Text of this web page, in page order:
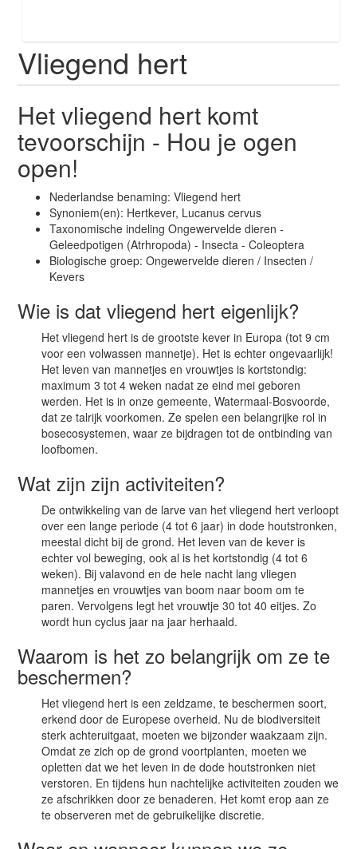
Vliegend hert
Het vliegend hert komt
tevoorschijn - Hou je ogen
open!
Nederlandse benaming: Vliegend hert
Synoniem(en): Hertkever, Lucanus cervus
Taxonomische indeling Ongewervelde dieren -
Geleedpotigen (Atrhropoda) - Insecta - Coleoptera
Biologische groep: Ongewervelde dieren / Insecten /
Kevers
Wie is dat vliegend hert eigenlijk?
Het vliegend hert is de grootste kever in Europa (tot 9 cm
voor een volwassen mannetje). Het is echter ongevaarlijk!
Het leven van mannetjes en vrouwtjes is kortstondig:
maximum 3 tot 4 weken nadat ze eind mei geboren
werden. Het is in onze gemeente, Watermaal-Bosvoorde,
dat ze talrijk voorkomen. Ze spelen een belangrijke rol in
bosecosystemen, waar ze bijdragen tot de ontbinding van
loofbomen.
Wat zijn zijn activiteiten?
De ontwikkeling van de larve van het vliegend hert verloopt
over een lange periode (4 tot 6 jaar) in dode houtstronken,
meestal dicht bij de grond. Het leven van de kever is
echter vol beweging, ook al is het kortstondig (4 tot 6
weken). Bij valavond en de hele nacht lang vliegen
mannetjes en vrouwtjes van boom naar boom om te
paren. Vervolgens legt het vrouwtje 30 tot 40 eitjes. Zo
wordt hun cyclus jaar na jaar herhaald.
Waarom is het zo belangrijk om ze te
beschermen?
Het vliegend hert is een zeldzame, te beschermen soort,
erkend door de Europese overheid. Nu de biodiversiteit
sterk achteruitgaat, moeten we bijzonder waakzaam zijn.
Omdat ze zich op de grond voortplanten, moeten we
opletten dat we het leven in de dode houtstronken niet
verstoren. En tijdens hun nachtelijke activiteiten zouden we
ze afschrikken door ze benaderen. Het komt erop aan ze
te observeren met de gebruikelijke discretie.